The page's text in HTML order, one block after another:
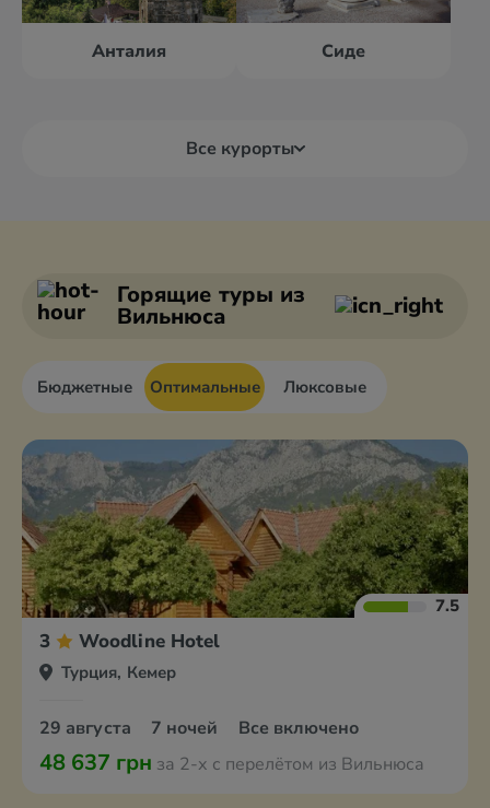
Анталия Сиде
Все курорты
Анкара Афьон
Горящие туры из
Вильнюса
Бюджетные Оптимальные Люксовые
7.5
3 Woodline Hotel
Турция, Кемер
29 августа 7 ночей Все включено
48 637 грн за 2-х с перелётом из Вильнюса